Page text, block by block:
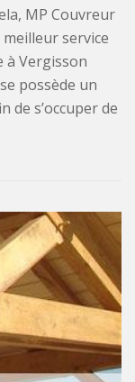
MP Couvreur
service
à Vergisson
possède un
de s’occuper de